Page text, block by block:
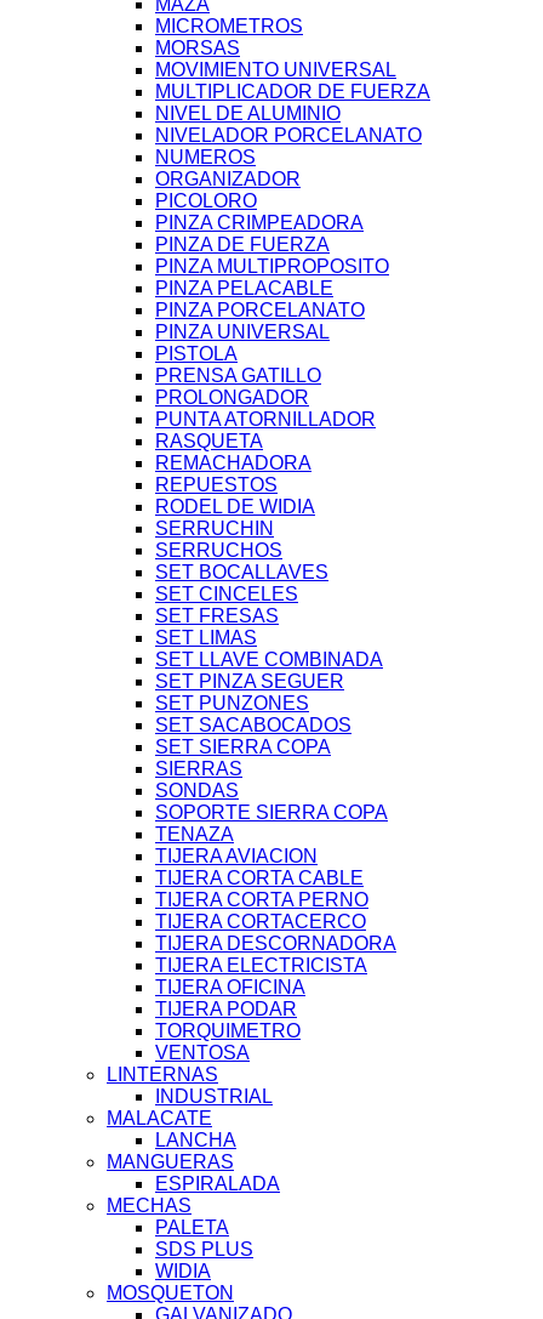
MAZA
MICROMETROS
MORSAS
MOVIMIENTO UNIVERSAL
MULTIPLICADOR DE FUERZA
NIVEL DE ALUMINIO
NIVELADOR PORCELANATO
NUMEROS
ORGANIZADOR
PICOLORO
PINZA CRIMPEADORA
PINZA DE FUERZA
PINZA MULTIPROPOSITO
PINZA PELACABLE
PINZA PORCELANATO
PINZA UNIVERSAL
PISTOLA
PRENSA GATILLO
PROLONGADOR
PUNTA ATORNILLADOR
RASQUETA
REMACHADORA
REPUESTOS
RODEL DE WIDIA
SERRUCHIN
SERRUCHOS
SET BOCALLAVES
SET CINCELES
SET FRESAS
SET LIMAS
SET LLAVE COMBINADA
SET PINZA SEGUER
SET PUNZONES
SET SACABOCADOS
SET SIERRA COPA
SIERRAS
SONDAS
SOPORTE SIERRA COPA
TENAZA
TIJERA AVIACION
TIJERA CORTA CABLE
TIJERA CORTA PERNO
TIJERA CORTACERCO
TIJERA DESCORNADORA
TIJERA ELECTRICISTA
TIJERA OFICINA
TIJERA PODAR
TORQUIMETRO
VENTOSA
LINTERNAS
INDUSTRIAL
MALACATE
LANCHA
MANGUERAS
ESPIRALADA
MECHAS
PALETA
SDS PLUS
WIDIA
MOSQUETON
GALVANIZADO